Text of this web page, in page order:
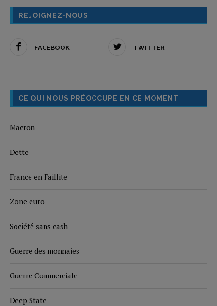
REJOIGNEZ-NOUS
FACEBOOK TWITTER
CE QUI NOUS PRÉOCCUPE EN CE MOMENT
Macron
Dette
France en Faillite
Zone euro
Société sans cash
Guerre des monnaies
Guerre Commerciale
Deep State